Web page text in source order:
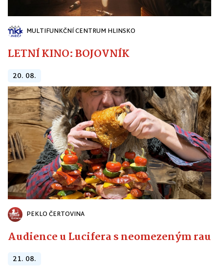
MULTIFUNKČNÍ CENTRUM HLINSKO
LETNÍ KINO: BOJOVNÍK
20. 08.
PEKLO ČERTOVINA
Audience u Lucifera s neomezeným
21. 08.